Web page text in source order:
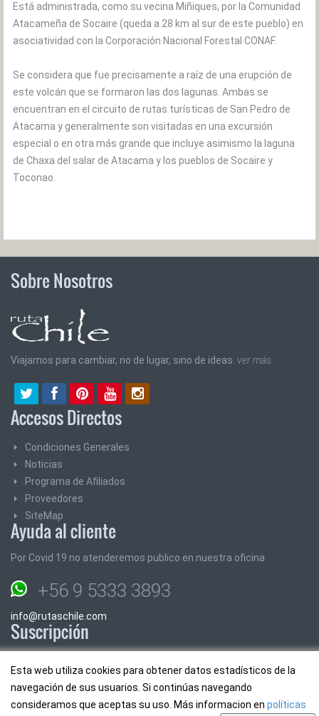
Está administrada, como su vecina Miñiques, por la Comunidad
Atacameña de Socaire (queda a 28 km al sur de este pueblo) en
asociatividad con la Corporación Nacional Forestal CONAF.
Se considera que fue precisamente a raíz de una erupción de
este volcán que se formaron las dos lagunas. Ambas se
encuentran en el circuito de rutas turísticas de San Pedro de
Atacama y generalmente son visitadas en una excursión
especial o en otra más grande que incluye asimismo la laguna
de Chaxa del salar de Atacama y los pueblos de Socaire y
Toconao.
Esta web utiliza cookies para obtener datos estadísticos de la
navegación de sus usuarios. Si continúas navegando
consideramos que aceptas su uso. Más informacion en políticas
Sobre Nosotros
Viajamos para cambiar, no de lugar, sino de ideas. ver más
Accesos Directos
Condiciones Generales
Noticias
Programa de Afiliados
Proveedores
SiteMap
Ayuda al cliente
Por Covid 19 no atenderemos publico en nuestra oficina
+56 9 5333 3893
info@rutaschile.com
Suscripción
Email: